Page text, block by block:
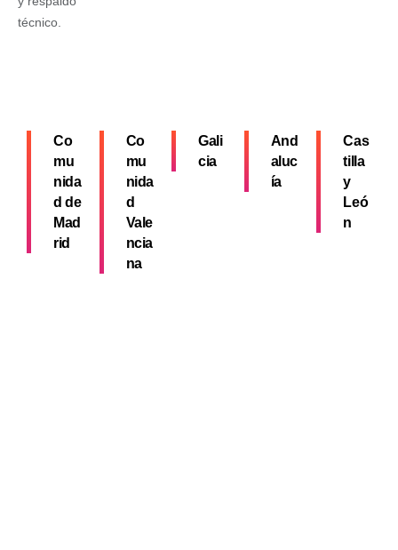
técnico.
Co
mu
nida
d de
Mad
rid
Co
mu
nida
d
Vale
ncia
na
Gali
cia
And
aluc
ía
Cas
tilla
y
Leó
n